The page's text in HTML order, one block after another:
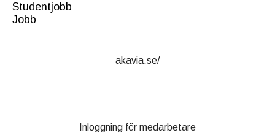
Studentjobb
Jobb
akavia.se/
Inloggning för medarbetare